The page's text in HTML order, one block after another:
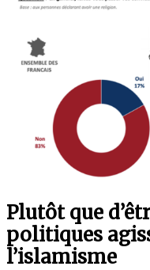
Plutôt que
politiques
l’islamisme